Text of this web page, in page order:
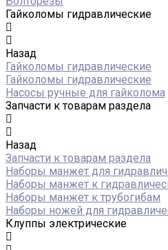
Гайколомы гидравлические
Назад
Гайколомы гидравлические
Гайколомы гидравлические
Насосы ручные для гайколома
Запчасти к товарам раздела
Назад
Запчасти к товарам раздела
Наборы манжет для
Наборы манжет к
Наборы манжет к трубогибам
Наборы ножей для
Клуппы электрические